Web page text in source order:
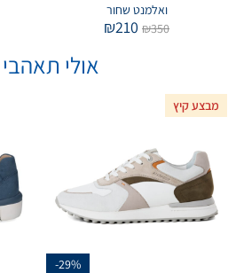
ואלמנט שחור
₪350
₪210
אולי
מבצע קיץ
-29%